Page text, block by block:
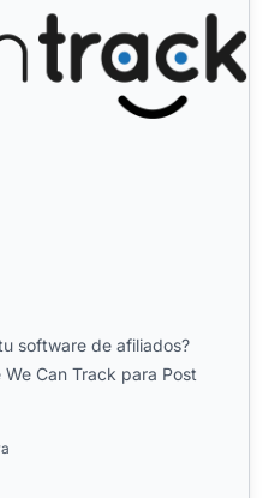
software de afiliados?
Can Track para Post